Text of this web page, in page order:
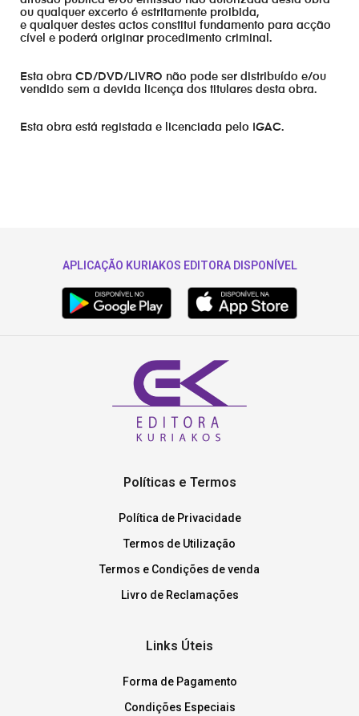
ou qualquer excerto é estritamente proibida,
e qualquer destes actos constitui fundamento para acção
cível e poderá originar procedimento criminal.
Esta obra CD/DVD/LIVRO não pode ser distribuído e/ou
vendido sem a devida licença dos titulares desta obra.
Esta obra está registada e licenciada pelo IGAC.
APLICAÇÃO KURIAKOS EDITORA DISPONÍVEL
Políticas e Termos
Política de Privacidade
Termos de Utilização
Termos e Condições de venda
Livro de Reclamações
Links Úteis
Forma de Pagamento
Condições Especiais